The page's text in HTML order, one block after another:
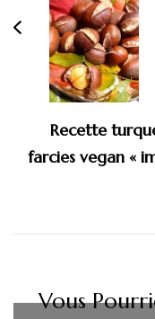
Recette
farcies vegan «
Vous